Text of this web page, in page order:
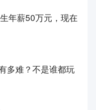
年薪50万元，现在
多难？不是谁都玩